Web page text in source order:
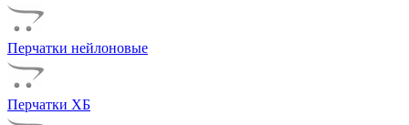
Перчатки нейлоновые
Перчатки ХБ